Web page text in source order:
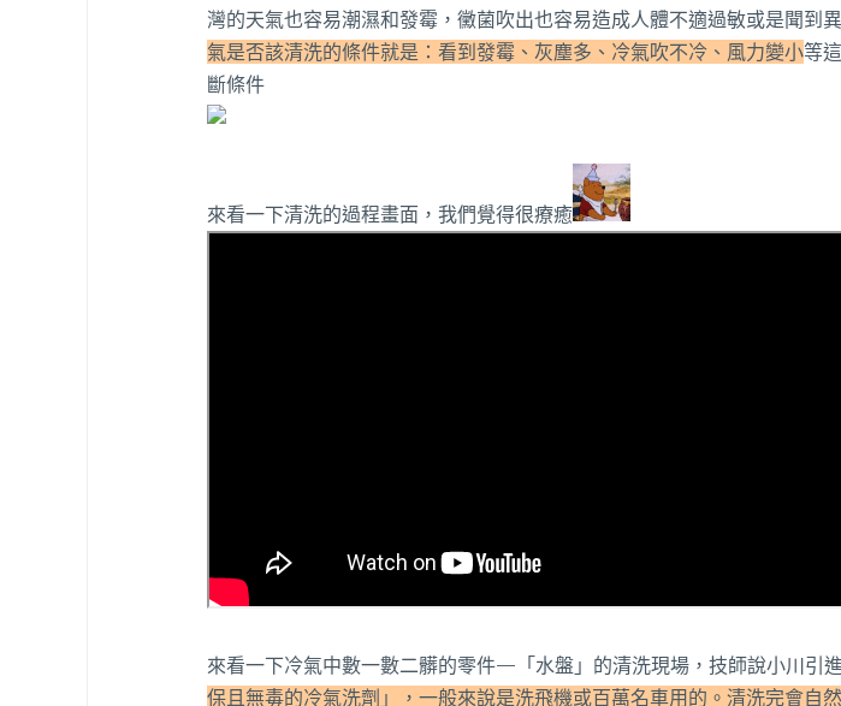
灣的天氣也容易潮濕和發霉，黴菌吹出也容易造成人體不適過敏或是聞到
氣是否該清洗的條件就是：看到發霉、灰塵多、冷氣吹不冷、風力變小等
斷條件
來看一下清洗的過程畫面，我們覺得很療癒
來看一下冷氣中數一數二髒的零件—「水盤」的清洗現場，技師說小川引進
保且無毒的冷氣洗劑」，一般來說是洗飛機或百萬名車用的。清洗完會自